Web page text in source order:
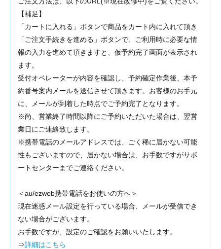
【補足】
「カートに入れる」ボタンで商品をカート内に入れて頂き
「ご注文手続きを進める」ボタンで、ご利用時に必要な情
報の入力を進めて頂きますと、仮予約完了画面が表示され
ます。
受付オペレーターが内容を確認し、予約確定作業後、本予
約番号案内メールを送信させて頂きます。お客様のお手元
に、メールが到着した時点でご予約完了となります。
※尚、営業終了時間以降にご予約いただいた場合は、翌営
業日にご連絡致します。
※携帯電話のメールアドレスでは、ごく稀に届かない可能
性もございますので、届かない場合は、お手数ですがサポ
ートセンターまでご連絡ください。
＜au/ezweb携帯電話をお使いの方へ＞
現在迷惑メール設定を行っている場合、メールが受信でき
ない場合がございます。
お手数ですが、設定のご確認をお願いいたします。
⇒詳細はこちら